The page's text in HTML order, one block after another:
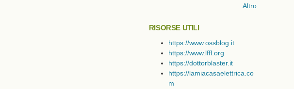
Altro
RISORSE UTILI
https://www.ossblog.it
https://www.lffl.org
https://dottorblaster.it
https://lamiacasaelettrica.co
m